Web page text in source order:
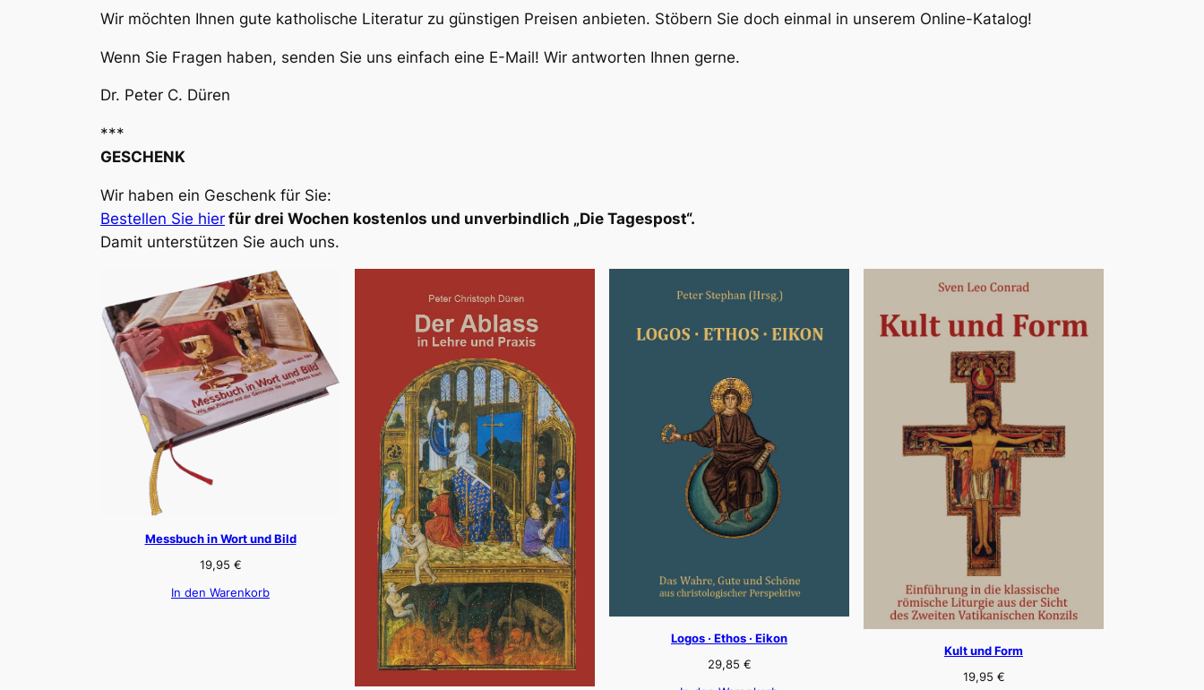
Wir möchten Ihnen gute katholische Literatur zu günstigen Preisen anbieten. Stöbern Sie doch einmal in unserem Online-Katalog!
Wenn Sie Fragen haben, senden Sie uns einfach eine E-Mail! Wir antworten Ihnen gerne.
Dr. Peter C. Düren
***
GESCHENK
Wir haben ein Geschenk für Sie:
Bestellen Sie hier für drei Wochen kostenlos und unverbindlich „Die Tagespost“.
Damit unterstützen Sie auch uns.
Messbuch in Wort und Bild
19,95 €
In den Warenkorb
Logos · Ethos · Eikon
29,85 €
Kult und Form
19,95 €